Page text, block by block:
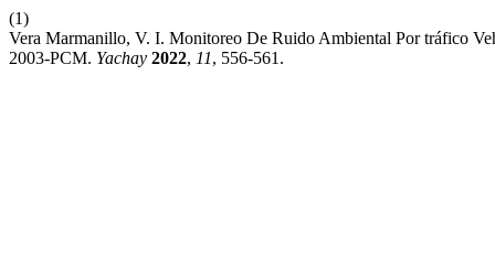
(1)
Vera Marmanillo, V. I. Monitoreo De Ruido Ambiental Por tráfico
2003-PCM. Yachay 2022, 11, 556-561.